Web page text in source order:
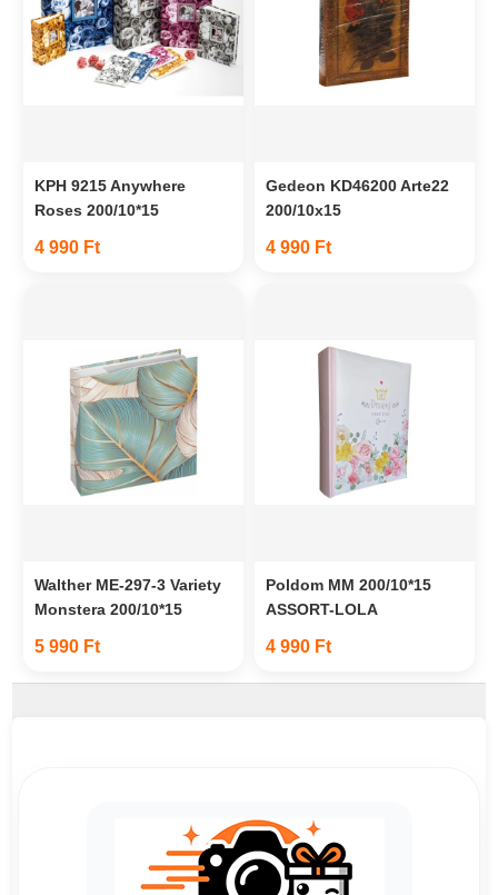
KPH 9215 Anywhere
Roses 200/10*15
4 990 Ft
Gedeon KD46200 Arte22
200/10x15
4 990 Ft
Walther ME-297-3 Variety
Monstera 200/10*15
5 990 Ft
Poldom MM 200/10*15
ASSORT-LOLA
4 990 Ft